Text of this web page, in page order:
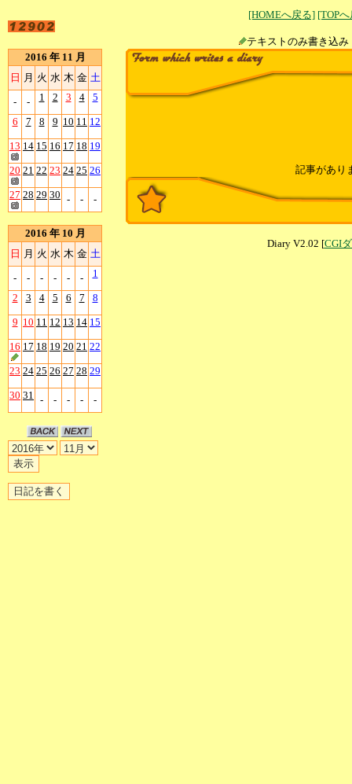
[HOMEへ戻る] [TOP
テキストのみ書
2016 年 11 月
日 月 火 水 木 金 土
- - 1 2 3 4 5
6 7 8 9 10 11 12
13 14 15 16 17 18 19
20 21 22 23 24 25 26
27 28 29 30 - - -
2016 年 10 月
日 月 火 水 木 金 土
- - - - - - 1
2 3 4 5 6 7 8
9 10 11 12 13 14 15
16 17 18 19 20 21 22
23 24 25 26 27 28 29
30 31 - - - - -
記事があり
Diary V2.02 [CGI